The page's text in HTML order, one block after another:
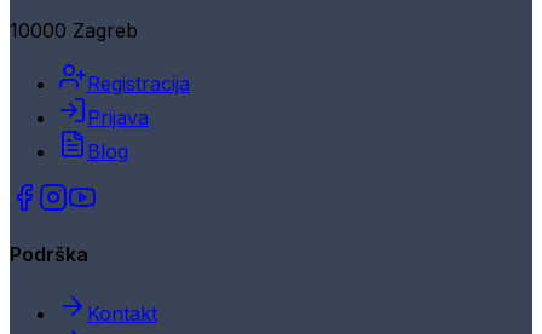
10000 Zagreb
Registracija
Prijava
Blog
Podrška
Kontakt